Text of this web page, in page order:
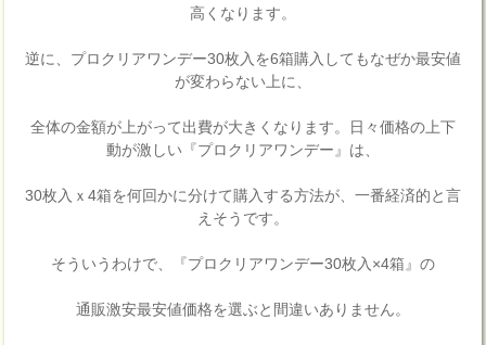
高くなります。
逆に、プロクリアワンデー30枚入を6箱購入してもなぜか最安値
が変わらない上に、
全体の金額が上がって出費が大きくなります。日々価格の上下
動が激しい『プロクリアワンデー』は、
30枚入ｘ4箱を何回かに分けて購入する方法が、一番経済的と言
えそうです。
そういうわけで、『プロクリアワンデー30枚入×4箱』の
通販激安最安値価格を選ぶと間違いありません。